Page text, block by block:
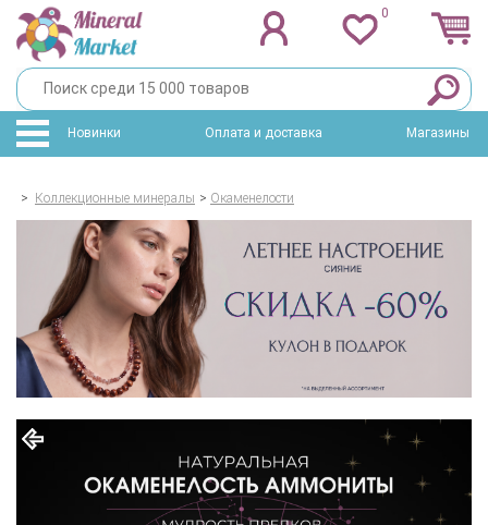
0
Новинки Оплата и доставка Магазины
> Коллекционные минералы > Окаменелости